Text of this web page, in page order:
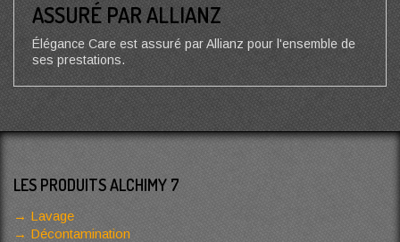
ASSURÉ PAR ALLIANZ
Élégance Care est assuré par Allianz pour l'ensemble de
ses prestations.
LES PRODUITS ALCHIMY 7
Lavage
Décontamination